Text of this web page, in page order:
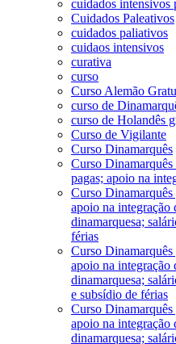
cuidados intensivos
Cuidados Paleativos
cuidados paliativos
cuidaos intensivos
curativa
curso
Curso Alemão
curso de
curso de Holandês
Curso de Vigilante
Curso Dinamarquês
Curso
pagas; apoio na
Curso
apoio na integração
dinamarquesa;
férias
Curso
apoio na integração
dinamarquesa;
e subsídio de férias
Curso Dinamarquês
apoio na integração
dinamarquesa;